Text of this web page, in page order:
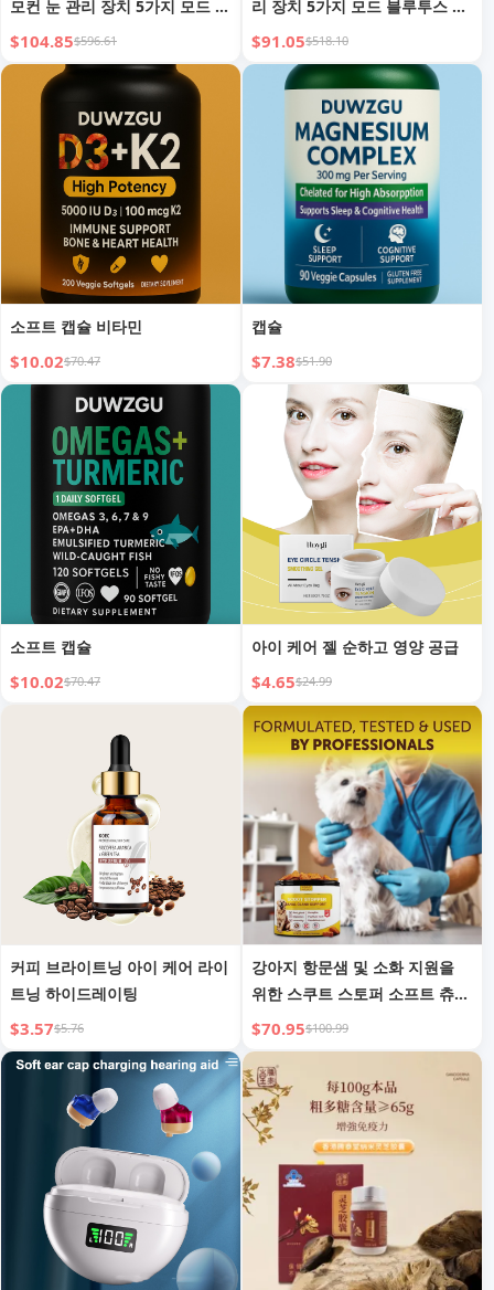
모컨 눈 관리 장치 5가지 모드 블
루투스 음악
$104.85$596.61
리 장치 5가지 모드 블루투스 음
악 접이식
$91.05$518.10
소프트 캡슐 비타민
$10.02$70.47
캡슐
$7.38$51.90
소프트 캡슐
$10.02$70.47
아이 케어 젤 순하고 영양 공급
$4.65$24.99
커피 브라이트닝 아이 케어 라이
트닝 하이드레이팅
$3.57$5.76
강아지 항문샘 및 소화 지원을
위한 스쿠트 스토퍼 소프트 츄
섬유 (호박 함유)
$70.95$100.99